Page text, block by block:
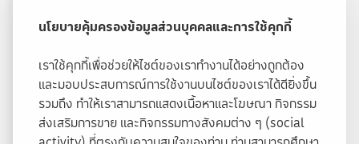
นโยบายคุ้มครองข้อมูลส่วนบุคคลและการใช้คุกกี้
เราใช้คุกกี้เพื่อช่วยให้ไซต์ของเราทำงานได้อย่างถูกต้อง
และมอบประสบการณ์การใช้งานบนไซต์ของเราได้ดียิ่งขึ้น
รวมถึง ทำให้เราสามารถแสดงเนื้อหาและโฆษณา กิจกรรม
ส่งเสริมการขาย และกิจกรรมทางสังคมต่าง ๆ (social